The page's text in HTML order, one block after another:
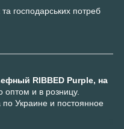
господарських потреб
RIBBED Purple, на
оптом и в розницу.
Украине и постоянное